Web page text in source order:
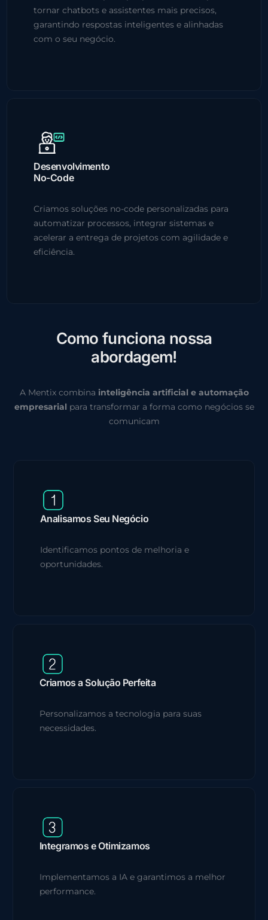
tornar chatbots e assistentes mais precisos,
garantindo respostas inteligentes e alinhadas
com o seu negócio.
Desenvolvimento
No-Code
Criamos soluções no-code personalizadas para
automatizar processos, integrar sistemas e
acelerar a entrega de projetos com agilidade e
eficiência.
Como funciona nossa
abordagem!
A Mentix combina inteligência artificial e automação
empresarial para transformar a forma como negócios se
comunicam
Analisamos Seu Negócio
Identificamos pontos de melhoria e
oportunidades.
Criamos a Solução Perfeita
Personalizamos a tecnologia para suas
necessidades.
Integramos e Otimizamos
Implementamos a IA e garantimos a melhor
performance.